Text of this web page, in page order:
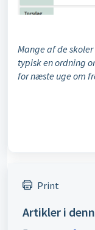
Mange af de
typisk en ordning
for næste uge om
Print
Artikler i